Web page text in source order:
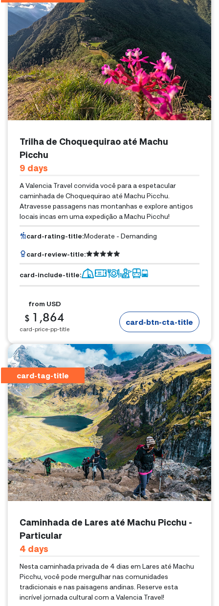
Trilha de Choquequirao até Machu
Picchu
9 Days
A Valencia Travel convida você para a espetacular
caminhada de Choquequirao até Machu Picchu.
Atravesse passagens nas montanhas e explore antigos
locais incas em uma expedição a Machu Picchu!
card-rating-title:Moderate - Demanding
card-review-title:
card-include-title:
from USD
$ 1,864
card-price-pp-title
card-btn-cta-title
card-tag-title
Caminhada de Lares até Machu Picchu -
Particular
4 Days
Nesta caminhada privada de 4 dias em Lares até Machu
Picchu, você pode mergulhar nas comunidades
tradicionais e nas paisagens andinas. Reserve esta
incrível jornada cultural com a Valencia Travel!